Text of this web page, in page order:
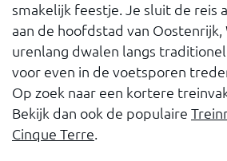
smakelijk feestje. Je sluit de reis
aan de hoofdstad van Oostenrijk,
urenlang dwalen langs
voor even in de voetsporen
Op zoek naar een kortere
Bekijk dan ook de populaire
Cinque Terre